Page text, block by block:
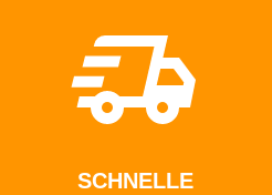
SCHNELLE